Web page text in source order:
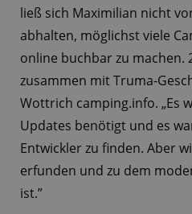
ließ sich Maximilian nicht
abhalten, möglichst viele
online buchbar zu machen.
zusammen mit Truma-
Wottrich camping.info. „Es
Updates benötigt und es
Entwickler zu finden. Aber
erfunden und zu dem
ist.”